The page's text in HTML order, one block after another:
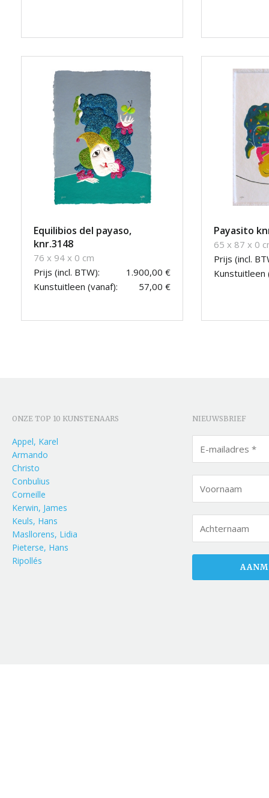
Equilibios del payaso,
knr.3148
76 x 94 x 0 cm
Prijs (incl. BTW):
1.900,00 €
Kunstuitleen (vanaf):
57,00 €
Payasito
65 x 87 x 0
Prijs (incl.
Kunstuitleen
ONZE TOP 10 KUNSTENAARS
Appel, Karel
Armando
Christo
Conbulius
Corneille
Kerwin, James
Keuls, Hans
Masllorens, Lidia
Pieterse, Hans
Ripollés
NIEUWSBRIEF